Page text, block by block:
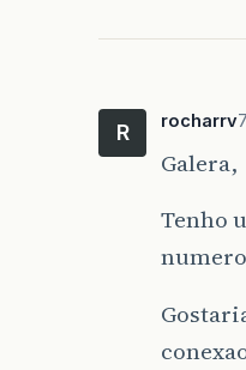
R rocharrv
Galera,
Tenho